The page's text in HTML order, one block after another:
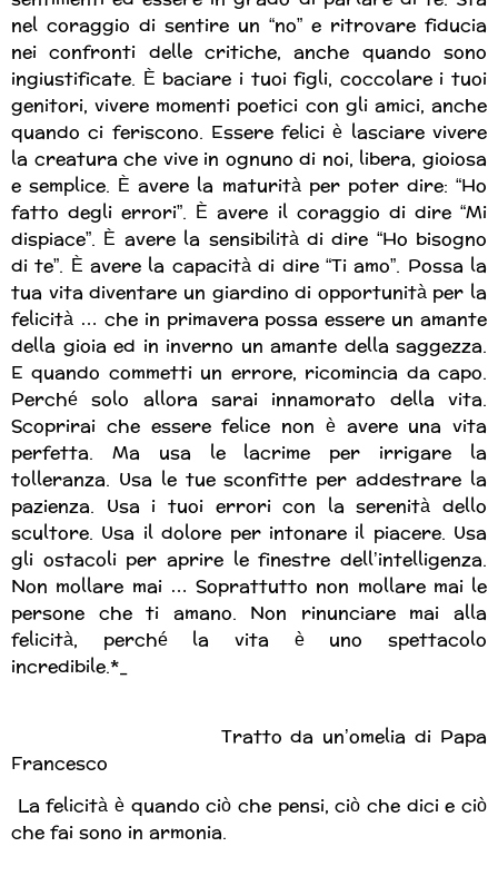
nel coraggio di sentire un “no” e ritrovare fiducia
nei confronti delle critiche, anche quando sono
ingiustificate. È baciare i tuoi figli, coccolare i tuoi
genitori, vivere momenti poetici con gli amici, anche
quando ci feriscono. Essere felici è lasciare vivere
la creatura che vive in ognuno di noi, libera, gioiosa
e semplice. È avere la maturità per poter dire: “Ho
fatto degli errori”. È avere il coraggio di dire “Mi
dispiace”. È avere la sensibilità di dire “Ho bisogno
di te”. È avere la capacità di dire “Ti amo”. Possa la
tua vita diventare un giardino di opportunità per la
felicità … che in primavera possa essere un amante
della gioia ed in inverno un amante della saggezza.
E quando commetti un errore, ricomincia da capo.
Perché solo allora sarai innamorato della vita.
Scoprirai che essere felice non è avere una vita
perfetta. Ma usa le lacrime per irrigare la
tolleranza. Usa le tue sconfitte per addestrare la
pazienza. Usa i tuoi errori con la serenità dello
scultore. Usa il dolore per intonare il piacere. Usa
gli ostacoli per aprire le finestre dell’intelligenza.
Non mollare mai … Soprattutto non mollare mai le
persone che ti amano. Non rinunciare mai alla
felicità, perché la vita è uno spettacolo
incredibile.*_
Tratto da un’omelia di Papa
Francesco
La felicità è quando ciò che pensi, ciò che dici e ciò
che fai sono in armonia.